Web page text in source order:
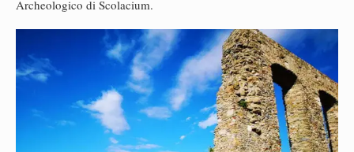
Archeologico di Scolacium.